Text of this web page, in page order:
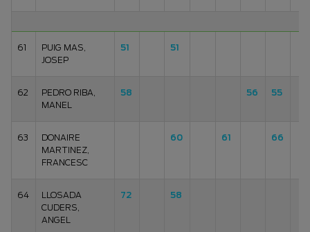
61
PUIG MAS,
JOSEP
51 51
62
PEDRO RIBA,
MANEL
58 56 55
63
DONAIRE
MARTINEZ,
FRANCESC
60 61 66
64
LLOSADA
CUDERS,
ANGEL
72 58